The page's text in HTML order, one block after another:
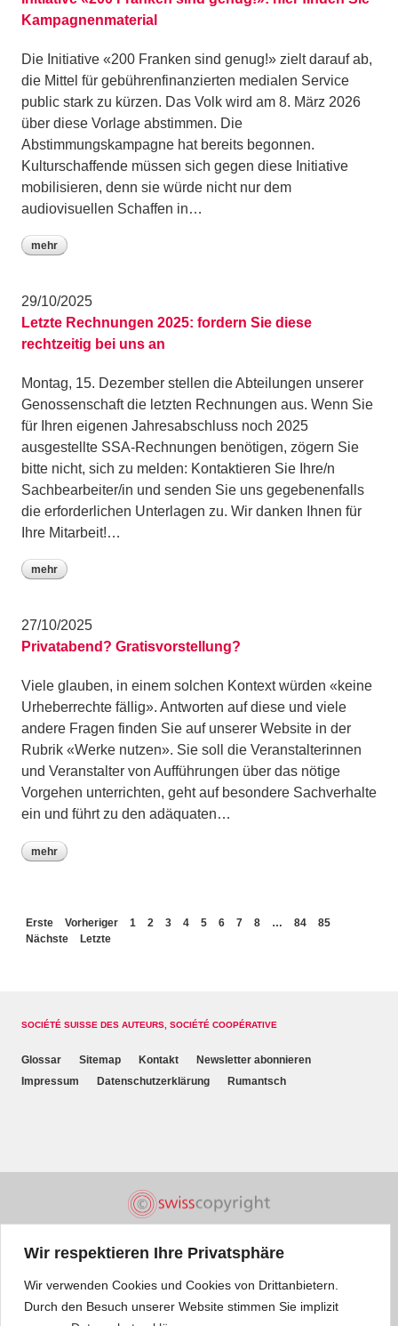
Wir respektieren Ihre Privatsphäre
Wir verwenden Cookies und Cookies von Drittanbietern.
Durch den Besuch unserer Website stimmen Sie implizit
Kampagnenmaterial
Die Initiative «200 Franken sind genug!» zielt darauf ab,
die Mittel für gebührenfinanzierten medialen Service
public stark zu kürzen. Das Volk wird am 8. März 2026
über diese Vorlage abstimmen. Die
Abstimmungskampagne hat bereits begonnen.
Kulturschaffende müssen sich gegen diese Initiative
mobilisieren, denn sie würde nicht nur dem
audiovisuellen Schaffen in…
mehr
29/10/2025
Letzte Rechnungen 2025: fordern Sie diese
rechtzeitig bei uns an
Montag, 15. Dezember stellen die Abteilungen unserer
Genossenschaft die letzten Rechnungen aus. Wenn Sie
für Ihren eigenen Jahresabschluss noch 2025
ausgestellte SSA-Rechnungen benötigen, zögern Sie
bitte nicht, sich zu melden: Kontaktieren Sie Ihre/n
Sachbearbeiter/in und senden Sie uns gegebenenfalls
die erforderlichen Unterlagen zu. Wir danken Ihnen für
Ihre Mitarbeit!…
mehr
27/10/2025
Privatabend? Gratisvorstellung?
Viele glauben, in einem solchen Kontext würden «keine
Urheberrechte fällig». Antworten auf diese und viele
andere Fragen finden Sie auf unserer Website in der
Rubrik «Werke nutzen». Sie soll die Veranstalterinnen
und Veranstalter von Aufführungen über das nötige
Vorgehen unterrichten, geht auf besondere Sachverhalte
ein und führt zu den adäquaten…
mehr
Erste Vorheriger 1 2 3 4 5 6 7 8 … 84
85
Nächste
Letzte
SOCIÉTÉ SUISSE DES AUTEURS, SOCIÉTÉ COOPÉRATIVE
Glossar Sitemap Kontakt
Newsletter abonnieren
Impressum
Datenschutzerklärung Rumantsch